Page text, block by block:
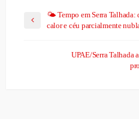
🌤️ Tempo em Serra Talhada:
calor e céu parcialmente
UPAE/Serra Talhada